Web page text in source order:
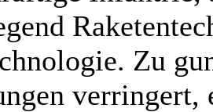
Zu
verringert,